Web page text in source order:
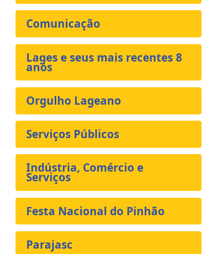
Comunicação
Lages e seus mais recentes 8
anos
Orgulho Lageano
Serviços Públicos
Indústria, Comércio e
Serviços
Festa Nacional do Pinhão
Parajasc